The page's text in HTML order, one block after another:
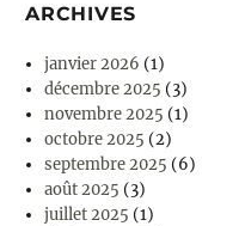
ARCHIVES
janvier 2026 (1)
décembre 2025 (3)
novembre 2025 (1)
octobre 2025 (2)
septembre 2025 (6)
août 2025 (3)
juillet 2025 (1)